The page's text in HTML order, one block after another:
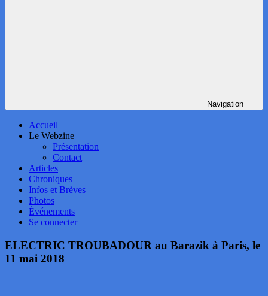
Navigation
Accueil
Le Webzine
Présentation
Contact
Articles
Chroniques
Infos et Brèves
Photos
Événements
Se connecter
ELECTRIC TROUBADOUR au Barazik à Paris, le
11 mai 2018